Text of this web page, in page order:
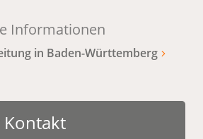
Informationen
in Baden-Württemberg